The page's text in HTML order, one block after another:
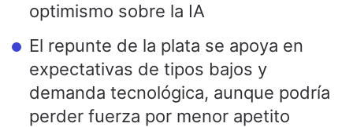
optimismo sobre la IA
El repunte de la plata se apoya en
expectativas de tipos bajos y
demanda tecnológica, aunque podría
perder fuerza por menor apetito